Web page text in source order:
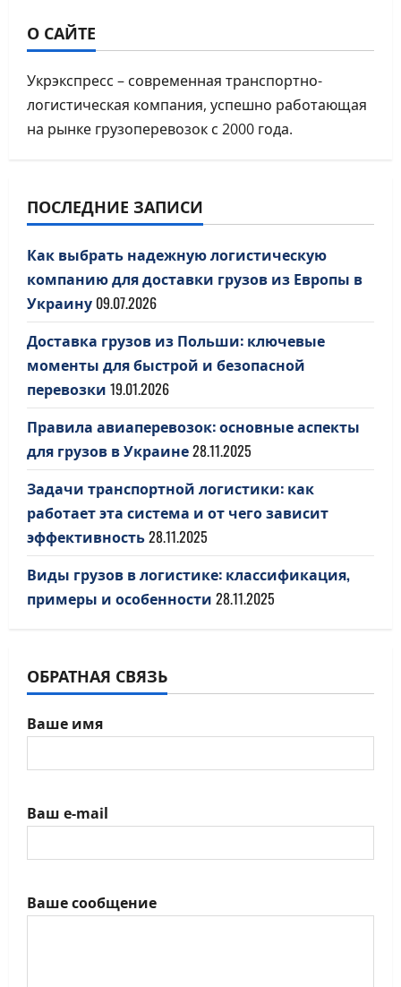
О САЙТЕ
Укрэкспресс – современная транспортно-
логистическая компания, успешно работающая
на рынке грузоперевозок с 2000 года.
ПОСЛЕДНИЕ ЗАПИСИ
Как выбрать надежную логистическую
компанию для доставки грузов из Европы в
Украину 09.07.2026
Доставка грузов из Польши: ключевые
моменты для быстрой и безопасной
перевозки 19.01.2026
Правила авиаперевозок: основные аспекты
для грузов в Украине28.11.2025
Задачи транспортной логистики: как
работает эта система и от чего зависит
эффективность28.11.2025
Виды грузов в логистике: классификация,
примеры и особенности 28.11.2025
ОБРАТНАЯ СВЯЗЬ
Ваше имя
Ваш e-mail
Ваше сообщение